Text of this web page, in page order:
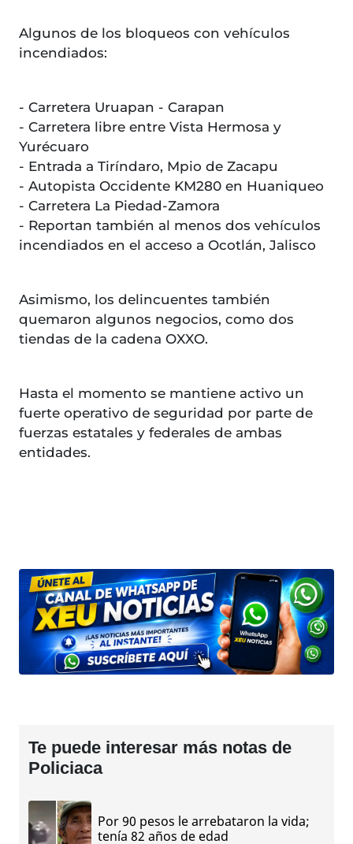
Algunos de los bloqueos con vehículos
incendiados:
- Carretera Uruapan - Carapan
- Carretera libre entre Vista Hermosa y
Yurécuaro
- Entrada a Tiríndaro, Mpio de Zacapu
- Autopista Occidente KM280 en Huaniqueo
- Carretera La Piedad-Zamora
- Reportan también al menos dos vehículos
incendiados en el acceso a Ocotlán, Jalisco
Asimismo, los delincuentes también
quemaron algunos negocios, como dos
tiendas de la cadena OXXO.
Hasta el momento se mantiene activo un
fuerte operativo de seguridad por parte de
fuerzas estatales y federales de ambas
entidades.
Te puede interesar más notas de
Policiaca
Por 90 pesos le arrebataron la vida;
tenía 82 años de edad